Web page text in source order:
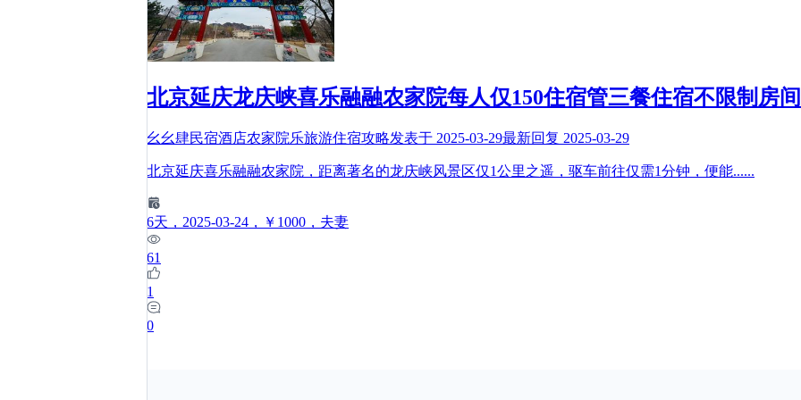
北京延庆龙庆峡喜乐融融农家院每人仅150住宿管三餐住宿不限制房
幺幺肆民宿酒店农家院乐旅游住宿攻略发表于 2025-03-29最新回复 2025-03-29
北京延庆喜乐融融农家院，距离著名的龙庆峡风景区仅1公里之遥，驱车前往仅需1分钟，便能......
6天 ，2025-03-24 ，￥1000 ，夫妻
61
1
0